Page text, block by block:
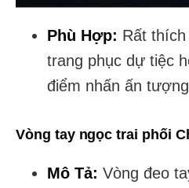
Phù Hợp: Rất
trang phục dự tiệc
điểm nhấn ấn
Vòng tay ngọc trai phối
Mô Tả: Vòng đeo